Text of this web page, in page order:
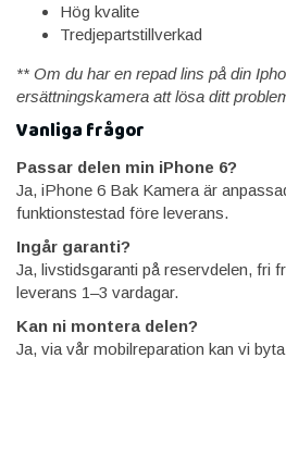
Hög kvalite
Tredjepartstillverkad
** Om du har en repad lins på din
ersättningskamera att lösa ditt
Vanliga frågor
Passar delen min iPhone 6?
Ja, iPhone 6 Bak Kamera är
funktionstestad före leverans.
Ingår garanti?
Ja, livstidsgaranti på reservdelen, fri
leverans 1–3 vardagar.
Kan ni montera delen?
Ja, via vår mobilreparation kan vi